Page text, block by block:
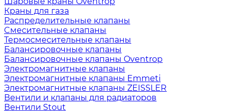
Краны для газа
Распределительные клапаны
Cмесительные клапаны
Термосмесительные клапаны
Балансировочные клапаны
Балансировочные клапаны Oventrop
Электромагнитные клапаны
Электромагнитные клапаны Emmeti
Электромагнитные клапаны ZEISSLER
Вентили и клапаны для радиаторов
Вентили Stout